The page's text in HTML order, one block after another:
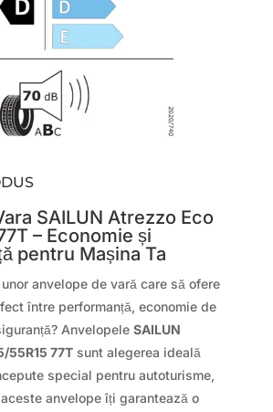
SAILUN Atrezzo Eco
– Economie și
pentru Mașina Ta
anvelope de vară care să ofere
între performanță, economie de
Anvelopele SAILUN
55R15 77Tsunt alegerea ideală
special pentru autoturisme,
anvelope îți garantează o